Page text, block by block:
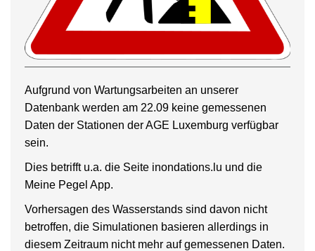
Aufgrund von Wartungsarbeiten an unserer
Datenbank werden am 22.09 keine gemessenen
Daten der Stationen der AGE Luxemburg verfügbar
sein.
Dies betrifft u.a. die Seite inondations.lu und die
Meine Pegel App.
Vorhersagen des Wasserstands sind davon nicht
betroffen, die Simulationen basieren allerdings in
diesem Zeitraum nicht mehr auf gemessenen Daten.